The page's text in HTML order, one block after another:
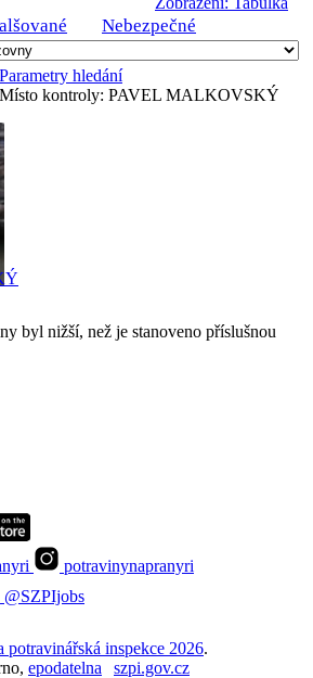
Nebezpečné
Parametry hledání
Místo kontroly: PAVEL MALKOVSKÝ
byl nižší, než je stanoveno příslušnou
potravinynapranyri
@SZPIjobs
potravinářská inspekce 2026.
epodatelna
szpi.gov.cz